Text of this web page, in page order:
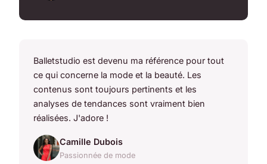
Balletstudio est devenu ma référence pour tout
ce qui concerne la mode et la beauté. Les
contenus sont toujours pertinents et les
analyses de tendances sont vraiment bien
réalisées. J'adore !
Camille Dubois
Passionnée de mode